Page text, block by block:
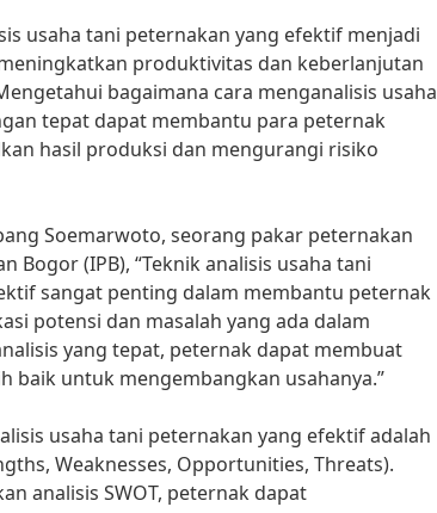
usaha tani peternakan yang efektif menjadi
produktivitas dan keberlanjutan
bagaimana cara menganalisis usaha
tepat dapat membantu para peternak
hasil produksi dan mengurangi risiko
Soemarwoto, seorang pakar peternakan
Bogor (IPB), “Teknik analisis usaha tani
sangat penting dalam membantu peternak
potensi dan masalah yang ada dalam
yang tepat, peternak dapat membuat
baik untuk mengembangkan usahanya.”
usaha tani peternakan yang efektif adalah
Weaknesses, Opportunities, Threats).
analisis SWOT, peternak dapat